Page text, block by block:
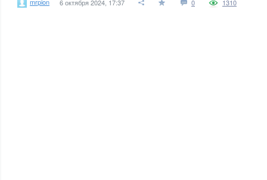
6 октября 2024, 17:37 0 1310